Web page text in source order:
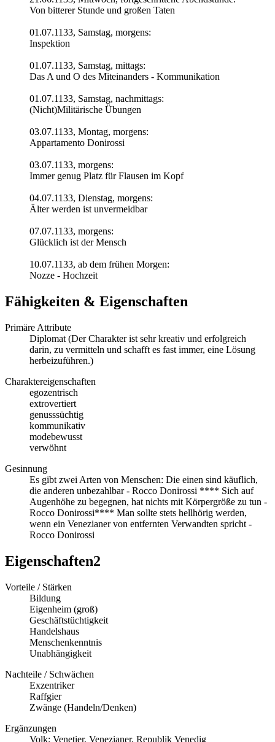
Von bitterer Stunde und großen Taten
01.07.1133, Samstag, morgens:
Inspektion
01.07.1133, Samstag, mittags:
Das A und O des Miteinanders - Kommunikation
01.07.1133, Samstag, nachmittags:
(Nicht)Militärische Übungen
03.07.1133, Montag, morgens:
Appartamento Donirossi
03.07.1133, morgens:
Immer genug Platz für Flausen im Kopf
04.07.1133, Dienstag, morgens:
Älter werden ist unvermeidbar
07.07.1133, morgens:
Glücklich ist der Mensch
10.07.1133, ab dem frühen Morgen:
Nozze - Hochzeit
Fähigkeiten & Eigenschaften
Primäre Attribute
Diplomat (Der Charakter ist sehr kreativ und erfolgreich
darin, zu vermitteln und schafft es fast immer, eine Lösung
herbeizuführen.)
Charaktereigenschaften
egozentrisch
extrovertiert
genusssüchtig
kommunikativ
modebewusst
verwöhnt
Gesinnung
Es gibt zwei Arten von Menschen: Die einen sind käuflich,
die anderen unbezahlbar - Rocco Donirossi **** Sich auf
Augenhöhe zu begegnen, hat nichts mit Körpergröße zu tun -
Rocco Donirossi**** Man sollte stets hellhörig werden,
wenn ein Venezianer von entfernten Verwandten spricht -
Rocco Donirossi
Eigenschaften2
Vorteile / Stärken
Bildung
Eigenheim (groß)
Geschäftstüchtigkeit
Handelshaus
Menschenkenntnis
Unabhängigkeit
Nachteile / Schwächen
Exzentriker
Raffgier
Zwänge (Handeln/Denken)
Ergänzungen
Volk: Venetier, Venezianer, Republik Venedig